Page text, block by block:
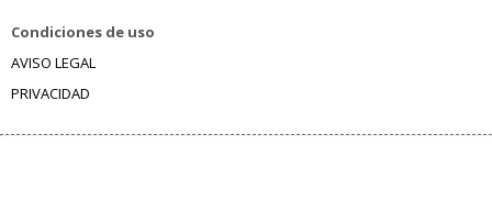
Condiciones de uso
AVISO LEGAL
PRIVACIDAD